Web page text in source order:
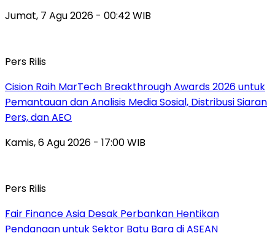
Jumat, 7 Agu 2026 - 00:42 WIB
Pers Rilis
Cision Raih MarTech Breakthrough Awards 2026 untuk
Pemantauan dan Analisis Media Sosial, Distribusi Siaran
Pers, dan AEO
Kamis, 6 Agu 2026 - 17:00 WIB
Pers Rilis
Fair Finance Asia Desak Perbankan Hentikan
Pendanaan untuk Sektor Batu Bara di ASEAN